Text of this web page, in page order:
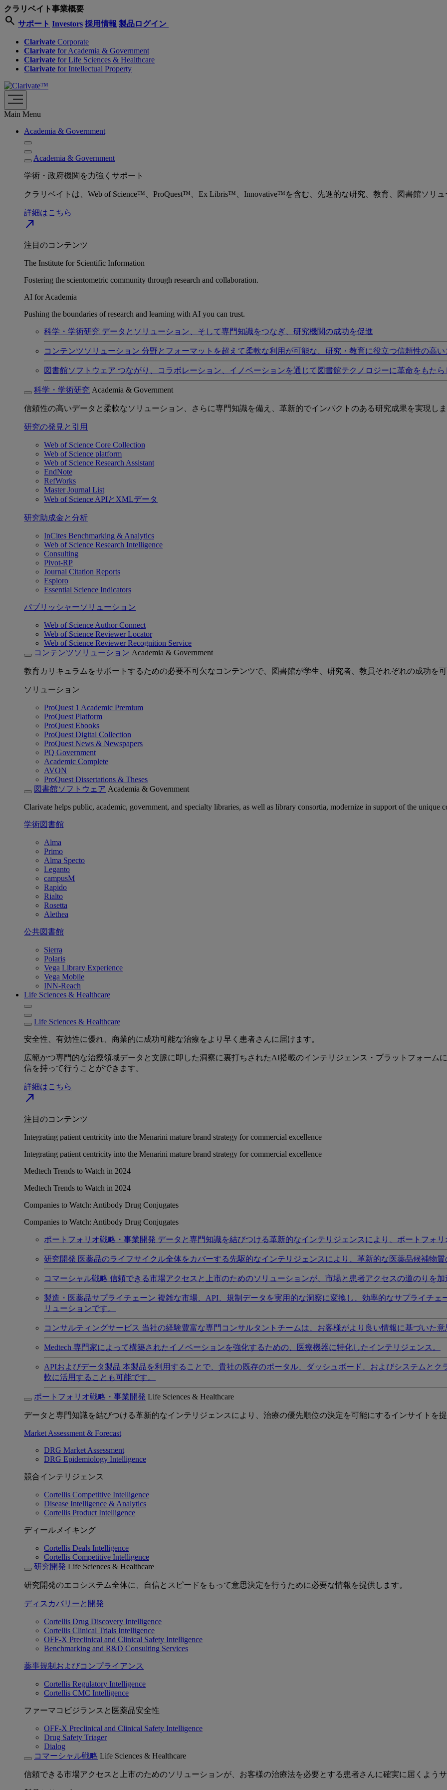
クラリベイト事業概要
search サポート Investors 採用情報 製品ログイン
Clarivate Corporate
Clarivate for Academia & Government
Clarivate for Life Sciences & Healthcare
Clarivate for Intellectual Property
Main Menu
Academia & Government
Academia & Government
学術・政府機関を力強くサポート
クラリベイトは、Web of Science™、ProQuest™、Ex Libris™、Innovative™を含む、先進的な研究、教育、図書館ソリュ
詳細はこちら
north_east
注目のコンテンツ
The Institute for Scientific Information
Fostering the scientometric community through research and collaboration.
AI for Academia
Pushing the boundaries of research and learning with AI you can trust.
科学・学術研究 データとソリューション、そして専門知識をつなぎ、研究機関の成功を促進
コンテンツソリューション 分野とフォーマットを超えて柔軟な利用が可能な、研究・教育に役立つ信頼性の高い
図書館ソフトウェア つながり、コラボレーション、イノベーションを通じて図書館テクノロジーに革命をもたら
科学・学術研究 Academia & Government
信頼性の高いデータと柔軟なソリューション、さらに専門知識を備え、革新的でインパクトのある研究成果を実現しま
研究の発見と引用
Web of Science Core Collection
Web of Science platform
Web of Science Research Assistant
EndNote
RefWorks
Master Journal List
Web of Science APIとXMLデータ
研究助成金と分析
InCites Benchmarking & Analytics
Web of Science Research Intelligence
Consulting
Pivot-RP
Journal Citation Reports
Esploro
Essential Science Indicators
パブリッシャーソリューション
Web of Science Author Connect
Web of Science Reviewer Locator
Web of Science Reviewer Recognition Service
コンテンツソリューション Academia & Government
教育カリキュラムをサポートするための必要不可欠なコンテンツで、図書館が学生、研究者、教員それぞれの成功を
ソリューション
ProQuest 1 Academic Premium
ProQuest Platform
ProQuest Ebooks
ProQuest Digital Collection
ProQuest News & Newspapers
PQ Government
Academic Complete
AVON
ProQuest Dissertations & Theses
図書館ソフトウェア Academia & Government
Clarivate helps public, academic, government, and specialty libraries, as well as library consortia, modernize in support of the unique
学術図書館
Alma
Primo
Alma Specto
Leganto
campusM
Rapido
Rialto
Rosetta
Alethea
公共図書館
Sierra
Polaris
Vega Library Experience
Vega Mobile
INN-Reach
Life Sciences & Healthcare
Life Sciences & Healthcare
安全性、有効性に優れ、商業的に成功可能な治療をより早く患者さんに届けます。
広範かつ専門的な治療領域データと文脈に即した洞察に裏打ちされたAI搭載のインテリジェンス・プラットフォーム
信を持って行うことができます。
詳細はこちら
north_east
注目のコンテンツ
Integrating patient centricity into the Menarini mature brand strategy for commercial excellence
Integrating patient centricity into the Menarini mature brand strategy for commercial excellence
Medtech Trends to Watch in 2024
Medtech Trends to Watch in 2024
Companies to Watch: Antibody Drug Conjugates
Companies to Watch: Antibody Drug Conjugates
ポートフォリオ戦略・事業開発 データと専門知識を結びつける革新的なインテリジェンスにより、ポートフォリ
研究開発 医薬品のライフサイクル全体をカバーする先駆的なインテリジェンスにより、革新的な医薬品候補物
コマーシャル戦略 信頼できる市場アクセスと上市のためのソリューションが、市場と患者アクセスの道のりを加
製造・医薬品サプライチェーン 複雑な市場、API、規制データを実用的な洞察に変換し、効率的なサプライチ
リューションです。
コンサルティングサービス 当社の経験豊富な専門コンサルタントチームは、お客様がより良い情報に基づいた意
Medtech 専門家によって構築されたイノベーションを強化するための、医療機器に特化したインテリジェンス。
APIおよびデータ製品 本製品を利用することで、貴社の既存のポータル、ダッシュボード、およびシステムと
軟に活用することも可能です。
ポートフォリオ戦略・事業開発 Life Sciences & Healthcare
データと専門知識を結びつける革新的なインテリジェンスにより、治療の優先順位の決定を可能にするインサイトを提
Market Assessment & Forecast
DRG Market Assessment
DRG Epidemiology Intelligence
競合インテリジェンス
Cortellis Competitive Intelligence
Disease Intelligence & Analytics
Cortellis Product Intelligence
ディールメイキング
Cortellis Deals Intelligence
Cortellis Competitive Intelligence
研究開発 Life Sciences & Healthcare
研究開発のエコシステム全体に、自信とスピードをもって意思決定を行うために必要な情報を提供します。
ディスカバリーと開発
Cortellis Drug Discovery Intelligence
Cortellis Clinical Trials Intelligence
OFF-X Preclinical and Clinical Safety Intelligence
Benchmarking and R&D Consulting Services
薬事規制およびコンプライアンス
Cortellis Regulatory Intelligence
Cortellis CMC Intelligence
ファーマコビジランスと医薬品安全性
OFF-X Preclinical and Clinical Safety Intelligence
Drug Safety Triager
Dialog
コマーシャル戦略 Life Sciences & Healthcare
信頼できる市場アクセスと上市のためのソリューションが、お客様の治療法を必要とする患者さんに確実に届くようサ